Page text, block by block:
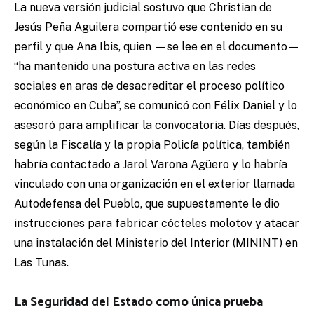
La nueva versión judicial sostuvo que Christian de
Jesús Peña Aguilera compartió ese contenido en su
perfil y que Ana Ibis, quien —se lee en el documento—
“ha mantenido una postura activa en las redes
sociales en aras de desacreditar el proceso político
económico en Cuba”, se comunicó con Félix Daniel y lo
asesoró para amplificar la convocatoria. Días después,
según la Fiscalía y la propia Policía política, también
habría contactado a Jarol Varona Agüero y lo habría
vinculado con una organización en el exterior llamada
Autodefensa del Pueblo, que supuestamente le dio
instrucciones para fabricar cócteles molotov y atacar
una instalación del Ministerio del Interior (MININT) en
Las Tunas.
La Seguridad del Estado como única prueba